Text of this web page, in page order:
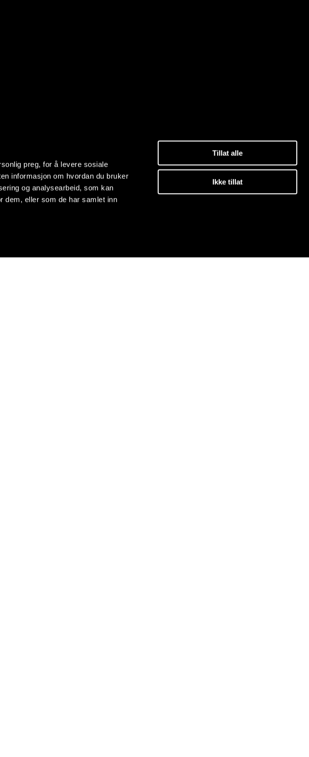
preg, for å levere sosiale
informasjon om hvordan du bruker
og analysearbeid, som kan
dem, eller som de har samlet inn
Tillat alle
Ikke tillat